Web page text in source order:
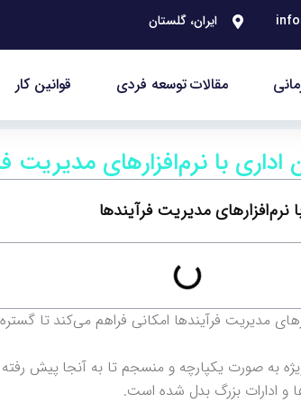
ایران، گلستان
مقالات توسعه فردی قوانین کار
با نرم‌افزارهای مدیریت
مدیریت فرآیندها
مدیریت فرآیندها امکانی فراهم می‌کند تا
به صورت یکپارچه و منسجم تا به آنجا پیش رفته
و ادارات بزرگ بدل شده است.